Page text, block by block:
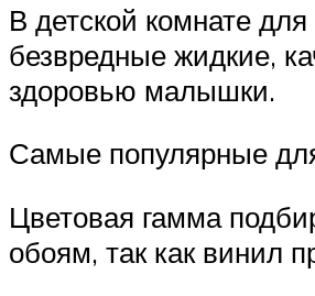
В детской комнате
безвредные жидкие,
здоровью малышки.
Самые популярные
Цветовая гамма
обоям, так как винил